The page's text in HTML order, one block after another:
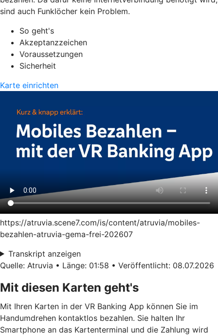
sind auch Funklöcher kein Problem.
So geht's
Akzeptanzzeichen
Voraussetzungen
Sicherheit
Karte einrichten
https://atruvia.scene7.com/is/content/atruvia/mobiles-
bezahlen-atruvia-gema-frei-202607
Transkript anzeigen
Quelle: Atruvia • Länge: 01:58 • Veröffentlicht: 08.07.2026
Mit diesen Karten geht's
Mit Ihren Karten in der VR Banking App können Sie im
Handumdrehen kontaktlos bezahlen. Sie halten Ihr
Smartphone an das Kartenterminal und die Zahlung wird